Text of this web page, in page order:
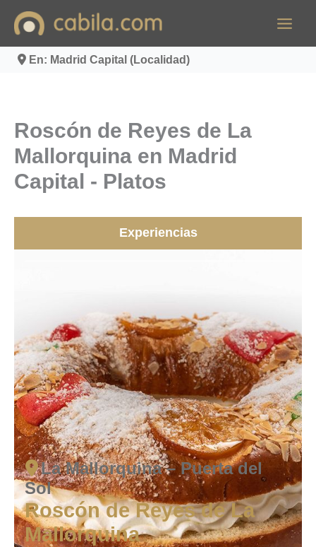
contenido
En: Madrid Capital (Localidad)
Roscón de Reyes de La
Mallorquina en Madrid
Capital - Platos
Experiencias
La Mallorquina – Puerta del
Sol
Roscón de Reyes de La
Mallorquina